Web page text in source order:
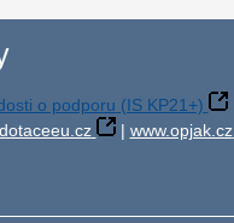
o podporu (IS KP21+)
| www.opjak.cz